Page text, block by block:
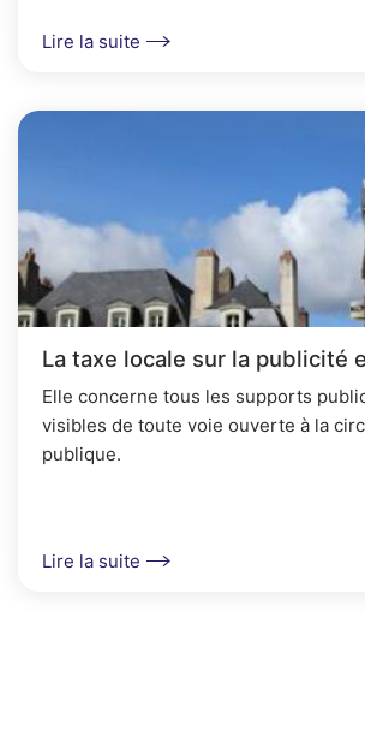
Lire la suite
La taxe locale sur la publicité
Elle concerne tous les supports
visibles de toute voie ouverte à la
publique.
Lire la suite